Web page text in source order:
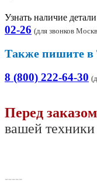
Узнать наличие
02-26 (для звонков
Также пишите в
8 (800) 222-64-30
Перед заказом
вашей техники
-----